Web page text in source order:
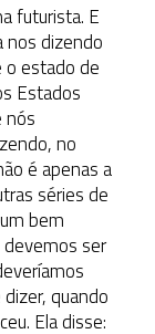
futurista. E
nos dizendo
o estado de
Estados
nós
no
é apenas a
séries de
bem
ser
quando
Ela disse: